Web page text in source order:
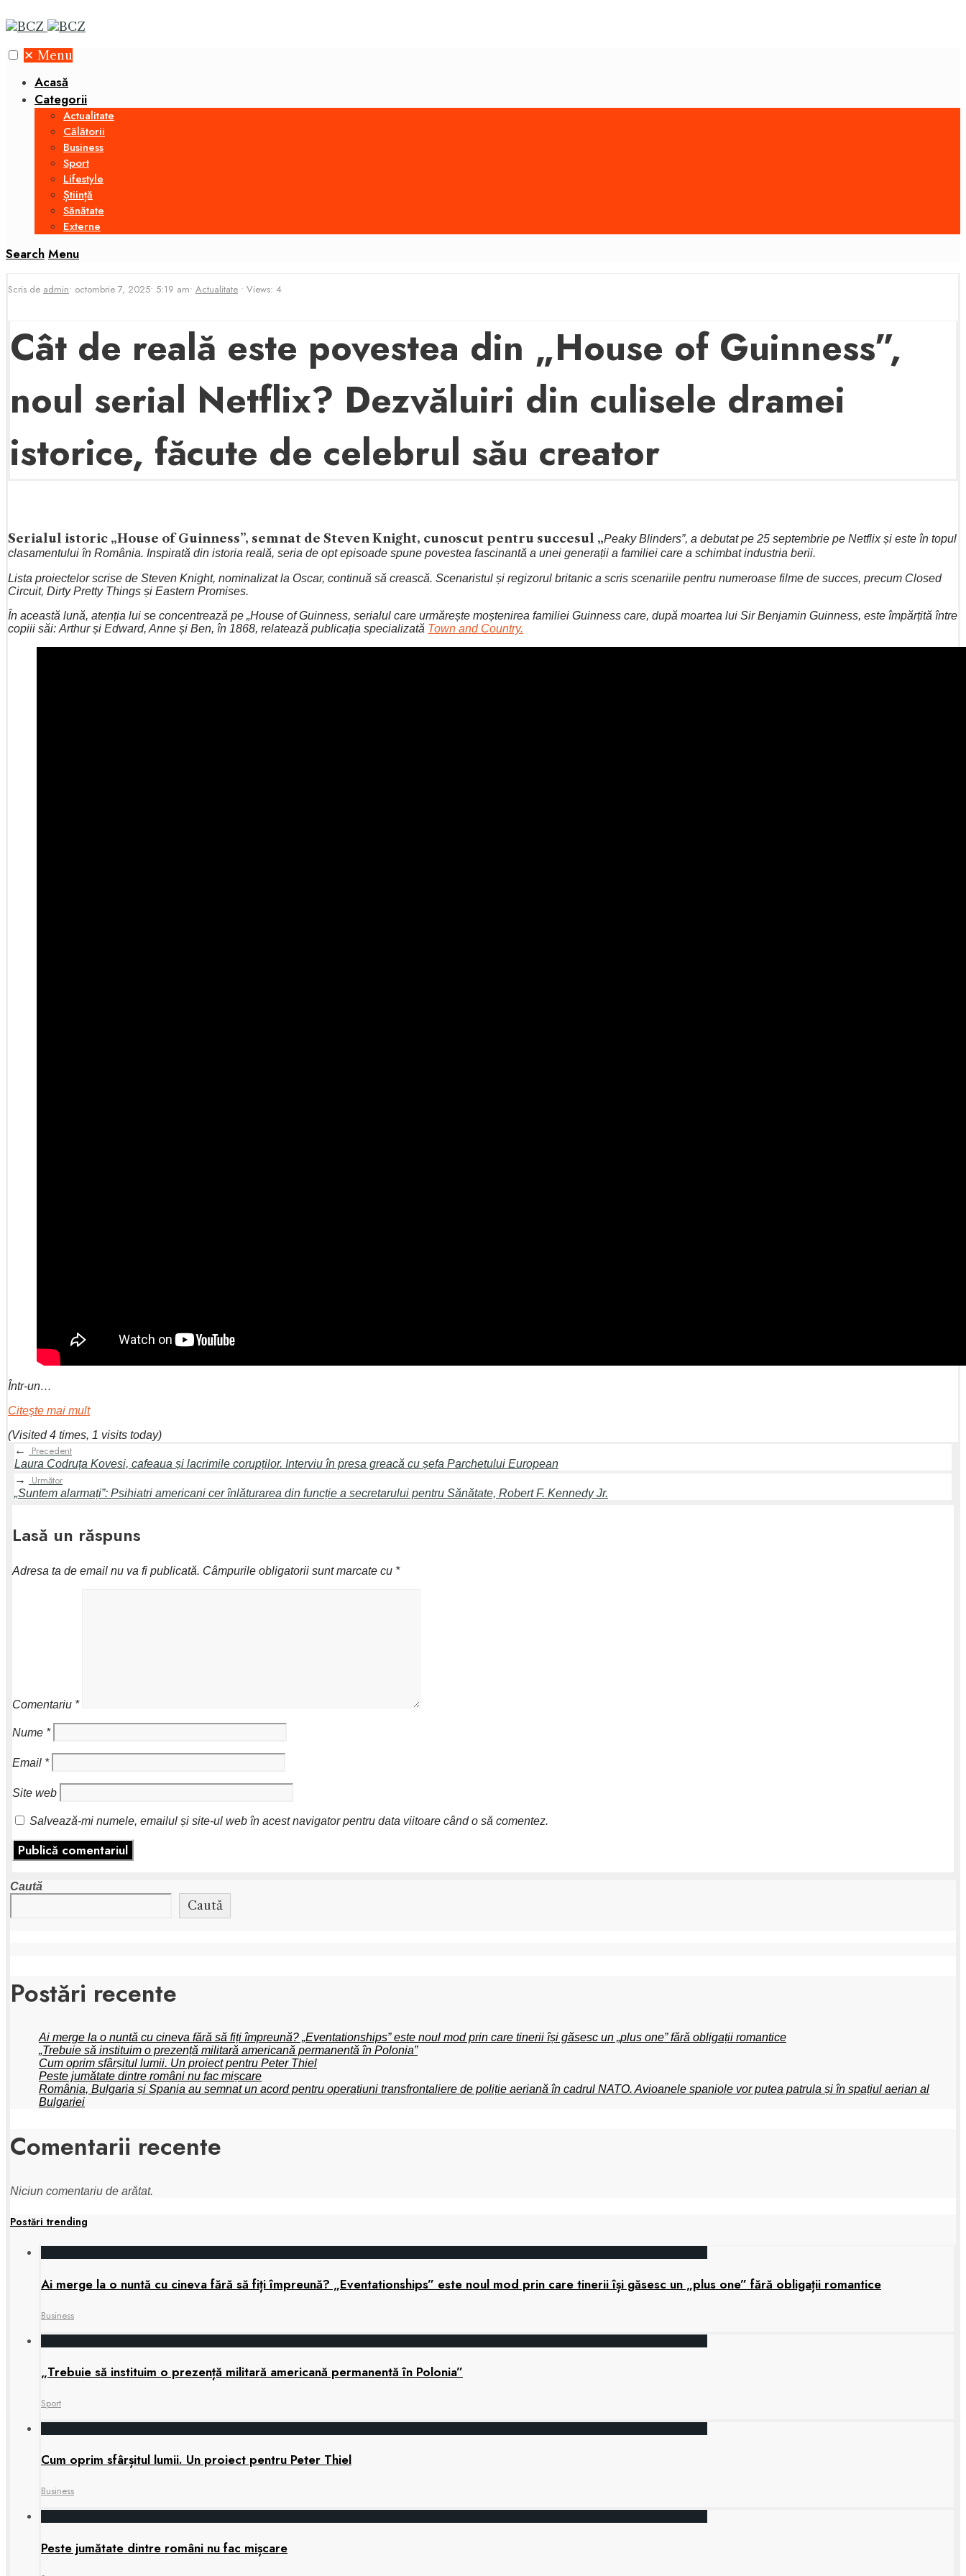
✕ Menu
Acasă
Categorii
Actualitate
Călătorii
Business
Sport
Lifestyle
Știință
Sănătate
Externe
Search Menu
Scris de admin• octombrie 7, 2025• 5:19 am• Actualitate • Views: 4
Cât de reală este povestea din „House of Guinness”,
noul serial Netflix? Dezvăluiri din culisele dramei
istorice, făcute de celebrul său creator
Serialul istoric „House of Guinness”, semnat de Steven Knight, cunoscut pentru succesul „Peaky Blinders”, a debutat pe 25 septembrie pe Netflix și este în topul
clasamentului în România. Inspirată din istoria reală, seria de opt episoade spune povestea fascinantă a unei generații a familiei care a schimbat industria berii.
Lista proiectelor scrise de Steven Knight, nominalizat la Oscar, continuă să crească. Scenaristul și regizorul britanic a scris scenariile pentru numeroase filme de succes, precum Closed
Circuit, Dirty Pretty Things și Eastern Promises.
În această lună, atenția lui se concentrează pe „House of Guinness, serialul care urmărește moștenirea familiei Guinness care, după moartea lui Sir Benjamin Guinness, este împărțită între
copiii săi: Arthur și Edward, Anne și Ben, în 1868, relatează publicația specializată Town and Country.
Într-un…
Citeşte mai mult
(Visited 4 times, 1 visits today)
←
Precedent
Laura Codruța Kovesi, cafeaua și lacrimile corupților. Interviu în presa greacă cu șefa Parchetului European
→
Următor
„Suntem alarmați”: Psihiatri americani cer înlăturarea din funcție a secretarului pentru Sănătate, Robert F. Kennedy Jr.
Lasă un răspuns
Adresa ta de email nu va fi publicată. Câmpurile obligatorii sunt marcate cu *
Comentariu *
Nume *
Email *
Site web
Salvează-mi numele, emailul și site-ul web în acest navigator pentru data viitoare când o să comentez.
Caută
Caută
Postări recente
Ai merge la o nuntă cu cineva fără să fiți împreună? „Eventationships” este noul mod prin care tinerii își găsesc un „plus one” fără obligații romantice
„Trebuie să instituim o prezență militară americană permanentă în Polonia”
Cum oprim sfârșitul lumii. Un proiect pentru Peter Thiel
Peste jumătate dintre români nu fac mișcare
România, Bulgaria și Spania au semnat un acord pentru operațiuni transfrontaliere de poliție aeriană în cadrul NATO. Avioanele spaniole vor putea patrula și în spațiul aerian al
Bulgariei
Comentarii recente
Niciun comentariu de arătat.
Postări trending
Ai merge la o nuntă cu cineva fără să fiți împreună? „Eventationships” este noul mod prin care tinerii își găsesc un „plus one” fără obligații romantice
Business
„Trebuie să instituim o prezență militară americană permanentă în Polonia”
Sport
Cum oprim sfârșitul lumii. Un proiect pentru Peter Thiel
Business
Peste jumătate dintre români nu fac mișcare